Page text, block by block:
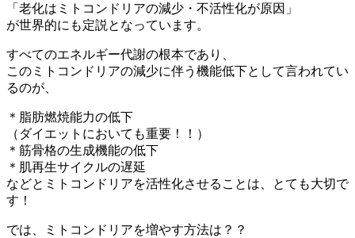
「老化はミトコンドリアの減少・不活性化が原因」
が世界的にも定説となっています。
すべてのエネルギー代謝の根本であり、
このミトコンドリアの減少に伴う機能低下として言われてい
るのが、
＊脂肪燃焼能力の低下
（ダイエットにおいても重要！！）
＊筋骨格の生成機能の低下
＊肌再生サイクルの遅延
などとミトコンドリアを活性化させることは、とても大切で
す！
では、ミトコンドリアを増やす方法は？？